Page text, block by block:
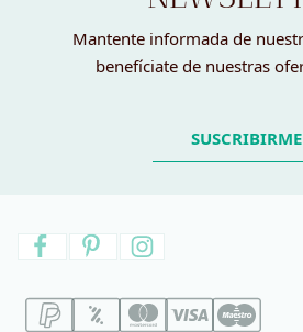
Mantente informada de
benefíciate de nuestras
SUSCRIBIRME